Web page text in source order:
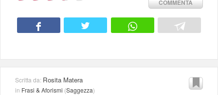
COMMENTA
Scritta da: Rosita Matera
in Frasi & Aforismi (Saggezza)